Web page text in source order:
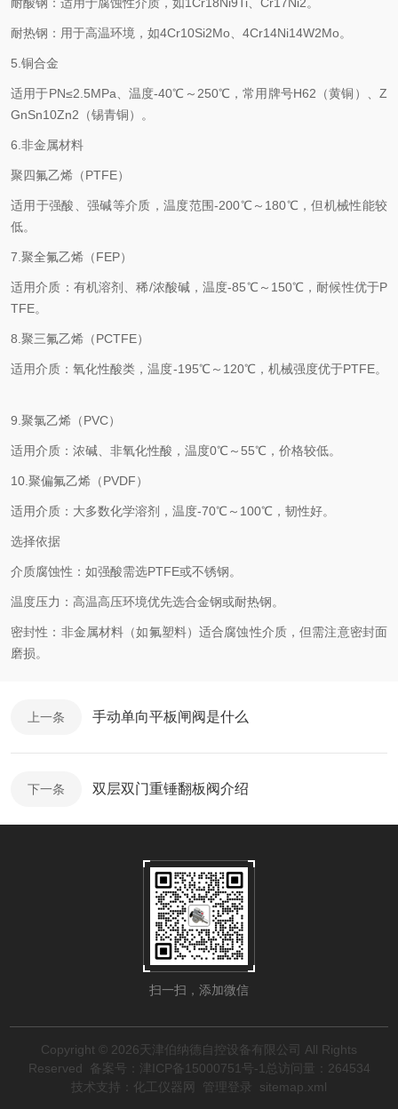
耐热钢：用于高温环境，如4Cr10Si2Mo、4Cr14Ni14W2Mo。 ‌
5.铜合金‌
适用于PN≤2.5MPa、温度-40℃～250℃，常用牌号H62（黄铜）、Z
GnSn10Zn2（锡青铜）。 ‌
6.非金属材料
‌聚四氟乙烯（PTFE）‌
适用于强酸、强碱等介质，温度范围-200℃～180℃，但机械性能较
低。 ‌
7.聚全氟乙烯（FEP）‌
适用介质：有机溶剂、稀/浓酸碱，温度-85℃～150℃，耐候性优于P
TFE。 ‌
8.聚三氟乙烯（PCTFE）‌
适用介质：氧化性酸类，温度-195℃～120℃，机械强度优于PTFE。
‌9.聚氯乙烯（PVC）‌
适用介质：浓碱、非氧化性酸，温度0℃～55℃，价格较低。 ‌
10.聚偏氟乙烯（PVDF）‌
适用介质：大多数化学溶剂，温度-70℃～100℃，韧性好。 ‌
选择依据
介质腐蚀性：如强酸需选PTFE或不锈钢。 ‌
温度压力：高温高压环境优先选合金钢或耐热钢。 ‌
密封性：非金属材料（如氟塑料）适合腐蚀性介质，但需注意密封面
磨损。
上一条 手动单向平板闸阀是什么
下一条 双层双门重锤翻板阀介绍
扫一扫，添加微信
Copyright © 2026天津伯纳德自控设备有限公司 All Rights
Reserved
备案号：津ICP备15000751号-1 总访问量：264534
技术支持： 化工仪器网 管理登录 sitemap.xml